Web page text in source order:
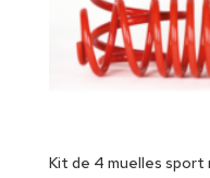
Kit de 4 muelles sport